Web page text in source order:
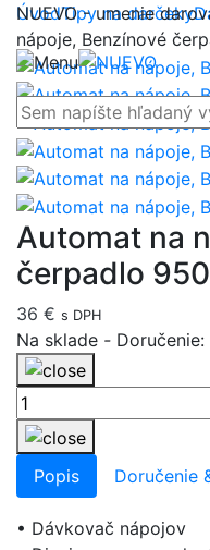
NUEVO - umenie
ÚvodTipy na darčeky
nápoje, Benzínové
Automat na
čerpadlo
36 € s DPH
Na sklade - Doručenie:
Popis Doručenie
• Dávkovač nápojov